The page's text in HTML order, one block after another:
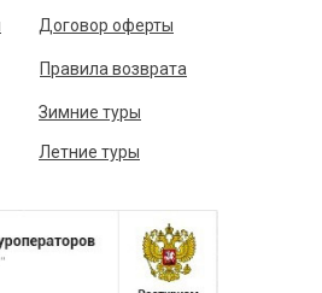
Договор оферты
Летние туры
Зимние туры
Правила возврата